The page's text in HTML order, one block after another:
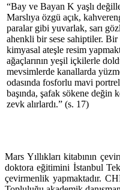
“Bay ve Bayan K yaşlı
Marslıya özgü açık,
paralar gibi yuvarlak, sarı
ahenkli bir sese sahiptiler. Bir
kimyasal ateşle resim
ağaçlarının yeşil içkilerle
mevsimlerde kanallarda
odasında fosforlu mavi
başında, şafak sökene değin
zevk alırlardı.” (s. 17)
Mars Yıllıkları kitabının
doktora eğitimini İstanbul
çevirmenlik yapmaktadır.